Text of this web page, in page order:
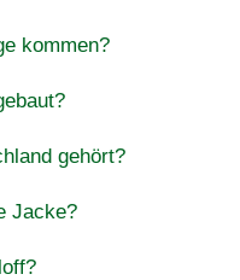
kommen?
gehört?
Jacke?